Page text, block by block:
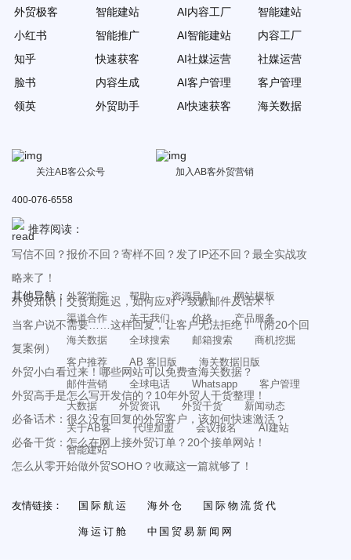
外贸极客
小红书
知乎
脸书
领英
智能建站
智能推广
快速获客
内容生成
外贸助手
AI内容工厂
AI智能建站
AI社媒运营
AI客户管理
AI快速获客
智能建站
内容工厂
社媒运营
客户管理
海关数据
关注AB客公众号 加入AB客外贸营销
400-076-6558
推荐阅读：
写信不回？报价不回？寄样不回？发了IP还不回？最全实战攻
略来了！
外贸知识丨交货期延迟，如何应对？致歉邮件及话术！
当客户说不需要……这样回复，让客户无法拒绝！（附20个回
复案例）
外贸小白看过来！哪些网站可以免费查海关数据？
外贸高手是怎么写开发信的？10年外贸人干货整理！
必备话术：很久没有回复的外贸客户，该如何快速激活？
必备干货：怎么在网上接外贸订单？20个接单网站！
怎么从零开始做外贸SOHO？收藏这一篇就够了！
其他导航： 外贸学院 帮助 资源导航
网站模板
渠道合作
关于我们 价格
产品服务
海关数据
全球搜索 邮箱搜索
商机挖掘
客户推荐
AB 客旧版
海关数据旧版
邮件营销
全球电话 Whatsapp
客户管理
大数据
外贸资讯 外贸干货
新闻动态
关于AB客
代理加盟 会议报名
AI建站
智能建站
友情链接： 国际航运 海外仓 国际物流货代
海运订舱 中国贸易新闻网